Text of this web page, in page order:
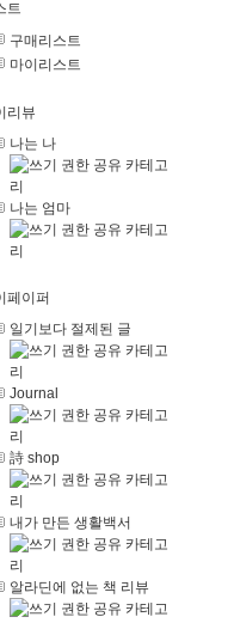
트
구매리스트
마이리스트
리뷰
나는 나
나는 엄마
페이퍼
일기보다 절제된 글
Journal
詩 shop
내가 만든 생활백서
알라딘에 없는 책 리뷰